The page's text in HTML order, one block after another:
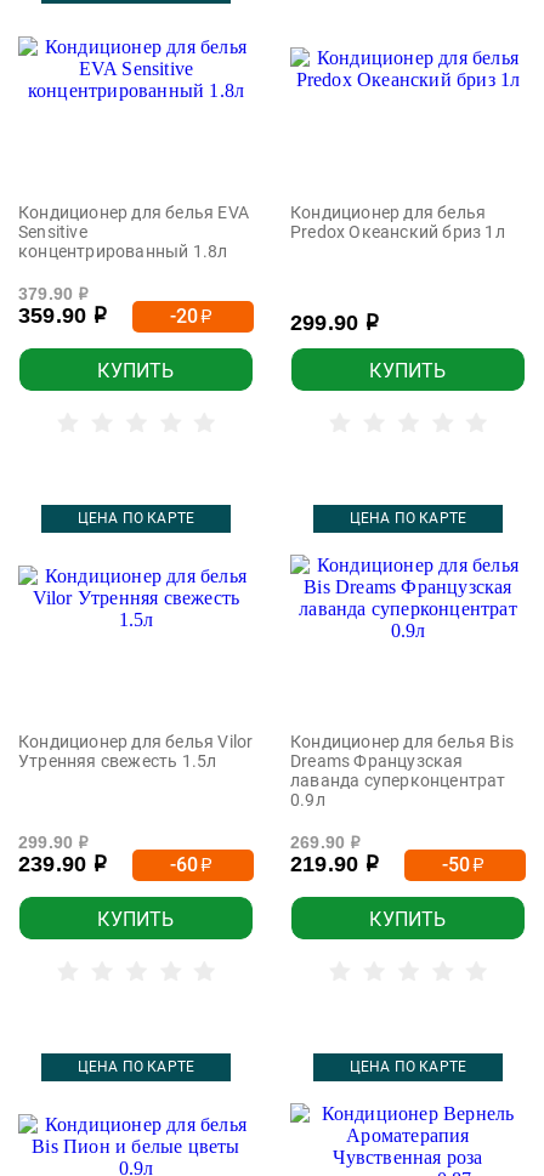
Кондиционер для белья EVA
Sensitive
концентрированный 1.8л
379.90 р
359.90 р -20р
КУПИТЬ
Кондиционер для белья
Predox Океанский бриз 1л
299.90 р
КУПИТЬ
ЦЕНА ПО КАРТЕ
Кондиционер для белья Vilor
Утренняя свежесть 1.5л
299.90 р
239.90 р -60р
КУПИТЬ
ЦЕНА ПО КАРТЕ
Кондиционер для белья Bis
Dreams Французская
лаванда суперконцентрат
0.9л
269.90 р
219.90 р -50р
КУПИТЬ
ЦЕНА ПО КАРТЕ ЦЕНА ПО КАРТЕ